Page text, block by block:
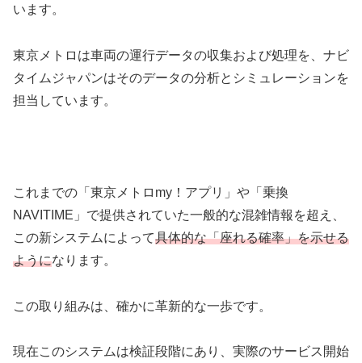
います。
東京メトロは車両の運行データの収集および処理を、ナビ
タイムジャパンはそのデータの分析とシミュレーションを
担当しています。
これまでの「東京メトロmy！アプリ」や「乗換
NAVITIME」で提供されていた一般的な混雑情報を超え、
この新システムによって具体的な「座れる確率」を示せる
ようになります。
この取り組みは、確かに革新的な一歩です。
現在このシステムは検証段階にあり、実際のサービス開始